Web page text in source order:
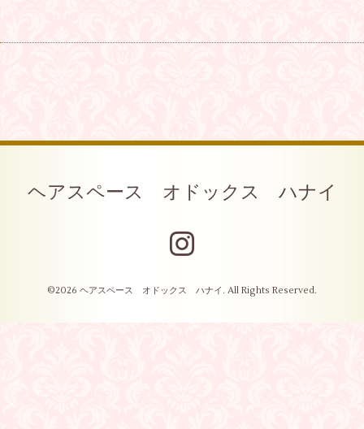
ヘアスペース オドックス ハナイ
©2026 ヘアスペース オドックス ハナイ . All Rights Reserved.